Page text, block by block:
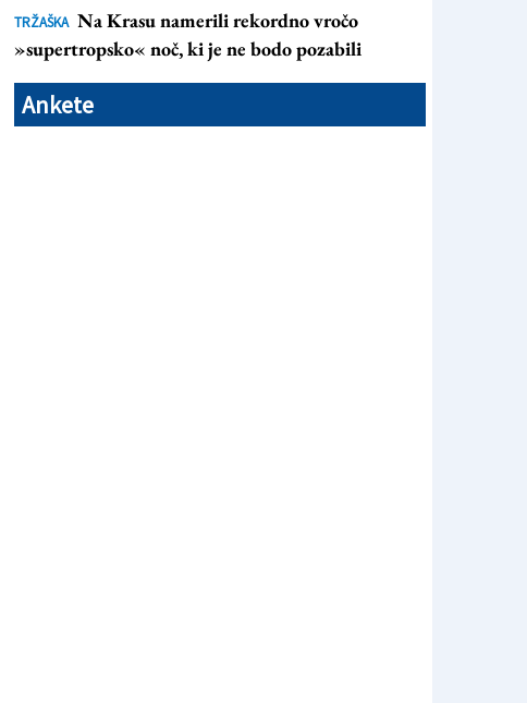
TRŽAŠKA Na Krasu namerili rekordno vročo
»supertropsko« noč, ki je ne bodo pozabili
Ankete